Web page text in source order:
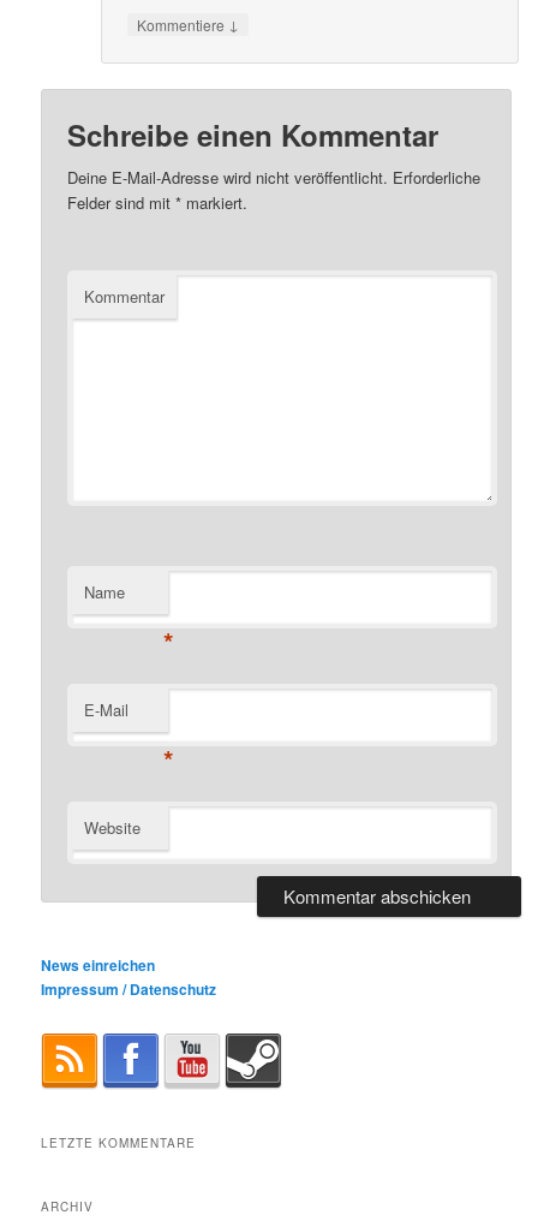
Kommentiere ↓
Schreibe einen Kommentar
Deine E-Mail-Adresse wird nicht veröffentlicht. Erforderliche
Felder sind mit* markiert.
Kommentar
Name
*
E-Mail
*
Website
News einreichen
Impressum / Datenschutz
LETZTE KOMMENTARE
ARCHIV